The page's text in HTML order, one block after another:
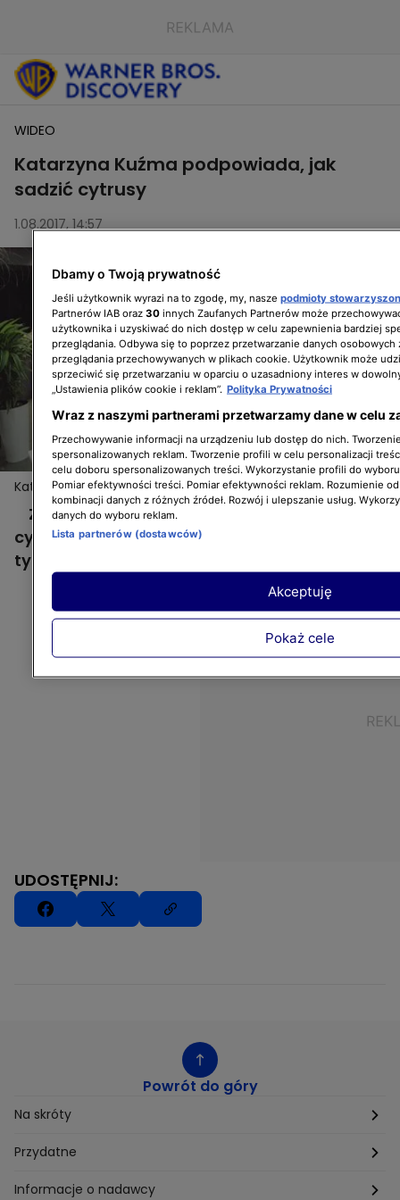
WIDEO
Katarzyna Kuźma podpowiada, jak
sadzić cytrusy
1.08.2017, 14:57
Katarzyna Kuźma podpowiada, jak sadzić cytrusy
Zobaczcie, co trzeba zrobić, by drzewkami
cytrusowymi cieszyć się dłużej niż kilka
tygodni po ich zakupie!
UDOSTĘPNIJ:
Powrót do góry
Na skróty
Etyka
Supplier Diversity
Przydatne
Biuro Prasowe
Informacje o nadawcy
Dbamy o Twoją prywatność
Jeśli użytkownik wyrazi na to zgodę, my, nasze podmioty
Partnerów IAB oraz 30 innych Zaufanych Partnerów może
użytkownika i uzyskiwać do nich dostęp w celu zapewnienia bardziej
przeglądania. Odbywa się to poprzez przetwarzanie danych osobowych
przeglądania przechowywanych w plikach cookie. Użytkownik może
sprzeciwić się przetwarzaniu w oparciu o uzasadniony interes w
„Ustawienia plików cookie i reklam”. Polityka Prywatności
Wraz z naszymi partnerami przetwarzamy dane w celu
Przechowywanie informacji na urządzeniu lub dostęp do nich.
spersonalizowanych reklam. Tworzenie profili w celu personalizacji
celu doboru spersonalizowanych treści. Wykorzystanie profili do
Pomiar efektywności treści. Pomiar efektywności reklam. Rozumienie
kombinacji danych z różnych źródeł. Rozwój i ulepszanie usług.
danych do wyboru reklam.
Lista partnerów (dostawców)
Pokaż cele
Akceptuję